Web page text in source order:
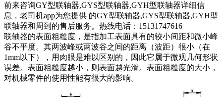
前来咨询GY型联轴器,GYS型联轴器,GYH型联轴器详细信
息，老司机app为您提供 的GY型联轴器,GYS型联轴器,GYH型
联轴器和周到的售后服务。热线电话：15131747616
联轴器的表面粗糙度，是指加工表面具有的较小间距和微小峰
谷不平度。其两波峰或两波谷之间的距离（波距）很小（在
1mm以下），用肉眼是难以区别的，因此它属于微观几何形状
误差。表面粗糙度越小，则表面越光滑。表面粗糙度的大小，
对机械零件的使用性能有很大的影响。